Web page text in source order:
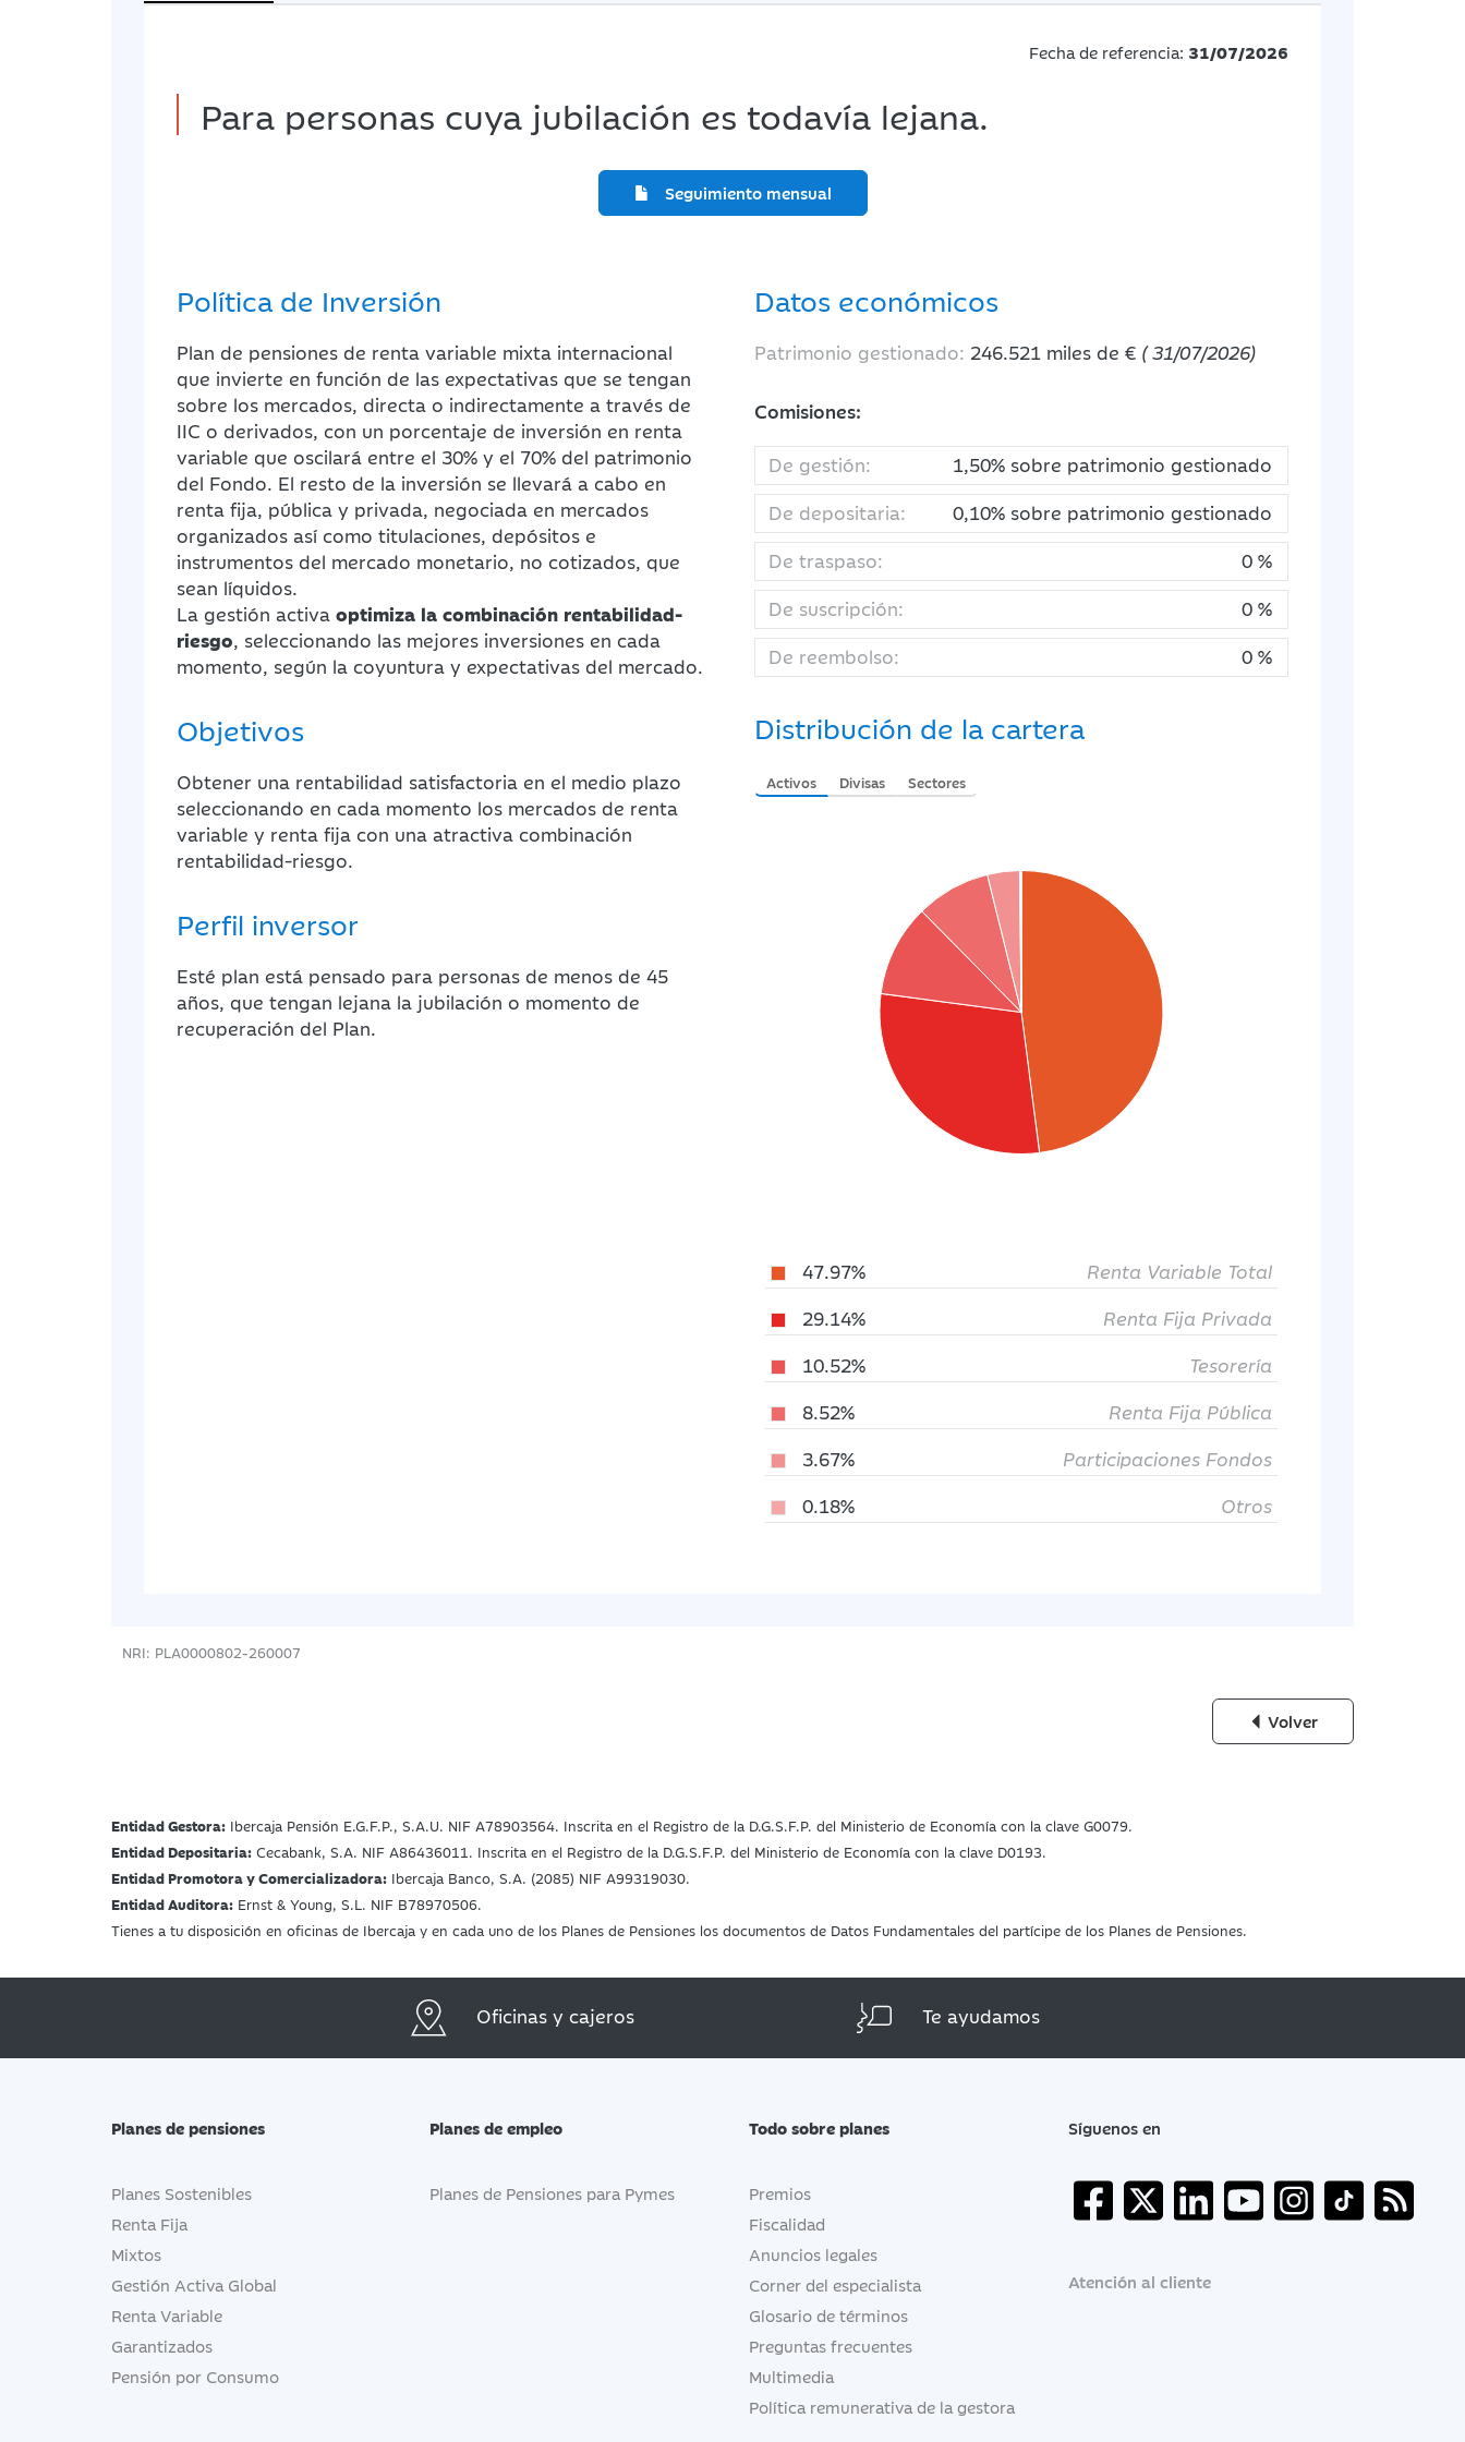
Fecha de referencia: 31/07/2026
Para personas cuya jubilación es todavía lejana.
Seguimiento mensual
Política de Inversión
Plan de pensiones de renta variable mixta internacional
que invierte en función de las expectativas que se tengan
sobre los mercados, directa o indirectamente a través de
IIC o derivados, con un porcentaje de inversión en renta
variable que oscilará entre el 30% y el 70% del patrimonio
del Fondo. El resto de la inversión se llevará a cabo en
renta fija, pública y privada, negociada en mercados
organizados así como titulaciones, depósitos e
instrumentos del mercado monetario, no cotizados, que
sean líquidos.
La gestión activa optimiza la combinación rentabilidad-
riesgo, seleccionando las mejores inversiones en cada
momento, según la coyuntura y expectativas del mercado.
Objetivos
Obtener una rentabilidad satisfactoria en el medio plazo
seleccionando en cada momento los mercados de renta
variable y renta fija con una atractiva combinación
rentabilidad-riesgo.
Perfil inversor
Esté plan está pensado para personas de menos de 45
años, que tengan lejana la jubilación o momento de
recuperación del Plan.
Datos económicos
Patrimonio gestionado: 246.521 miles de € ( 31/07/2026)
Comisiones:
De gestión:
1,50% sobre patrimonio gestionado
De depositaria:
0,10% sobre patrimonio gestionado
De traspaso:
0 %
De suscripción:
0 %
De reembolso:
0 %
Distribución de la cartera
Activos Divisas Sectores
47.97%
Renta Variable Total
29.14%
Renta Fija Privada
10.52%
Tesorería
8.52%
Renta Fija Pública
3.67%
Participaciones Fondos
0.18%
Otros
NRI: PLA0000802-260007
Volver
Entidad Gestora: Ibercaja Pensión E.G.F.P., S.A.U. NIF A78903564. Inscrita en el Registro de la D.G.S.F.P. del Ministerio de Economía con la clave G0079.
Entidad Depositaria: Cecabank, S.A. NIF A86436011. Inscrita en el Registro de la D.G.S.F.P. del Ministerio de Economía con la clave D0193.
Entidad Promotora y Comercializadora: Ibercaja Banco, S.A. (2085) NIF A99319030.
Entidad Auditora: Ernst & Young, S.L. NIF B78970506.
Tienes a tu disposición en oficinas de Ibercaja y en cada uno de los Planes de Pensiones los documentos de Datos Fundamentales del partícipe de los Planes de Pensiones.
Oficinas y cajeros Te ayudamos
Planes de pensiones
Planes Sostenibles
Renta Fija
Mixtos
Gestión Activa Global
Renta Variable
Garantizados
Pensión por Consumo
Planes de empleo
Planes de Pensiones para Pymes
Todo sobre planes
Premios
Fiscalidad
Anuncios legales
Corner del especialista
Glosario de términos
Preguntas frecuentes
Multimedia
Política remunerativa de la gestora
Síguenos en
Atención al cliente